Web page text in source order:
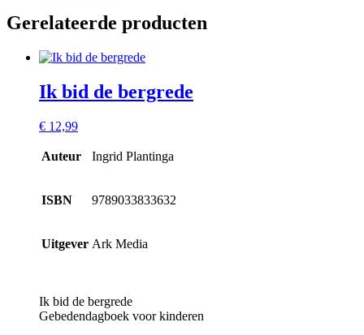
Gerelateerde producten
Ik bid de bergrede
€ 12,99
Auteur Ingrid Plantinga
ISBN 9789033833632
Uitgever Ark Media
Ik bid de bergrede
Gebedendagboek voor kinderen